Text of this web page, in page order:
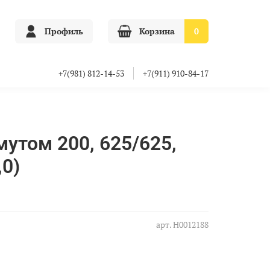
Профиль Корзина 0
+7(981) 812-14-53 +7(911) 910-84-17
арт.Н0012188
200, 625/625,